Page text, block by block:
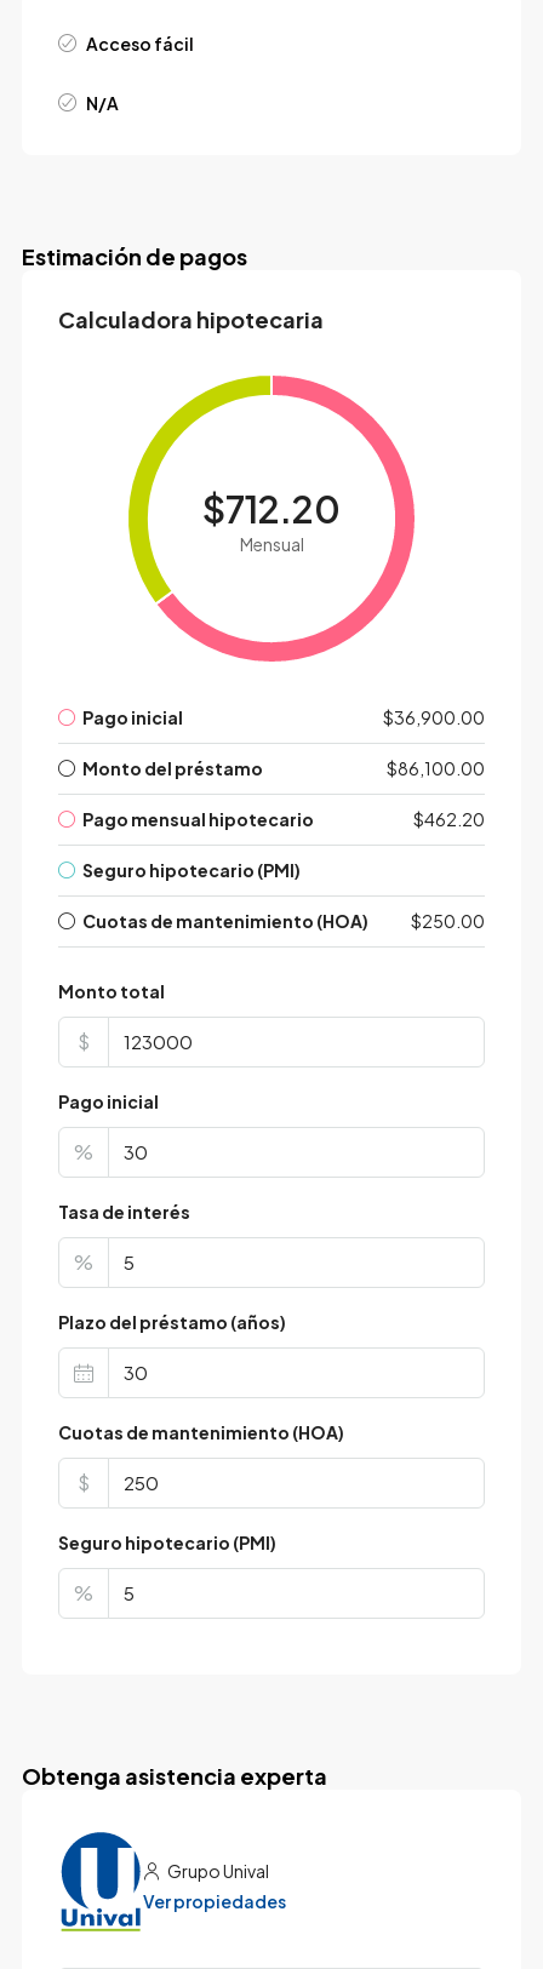
Acceso fácil
N/A
Estimación de pagos
Calculadora hipotecaria
$712.20
Mensual
Pago inicial $36,900.00
Monto del préstamo $86,100.00
Pago mensual hipotecario $462.20
Seguro hipotecario (PMI)
Cuotas de mantenimiento (HOA) $250.00
Monto total
$
Pago inicial
%
Tasa de interés
%
Plazo del préstamo (años)
Cuotas de mantenimiento (HOA)
$
Seguro hipotecario (PMI)
%
Obtenga asistencia experta
Grupo Unival
Ver propiedades